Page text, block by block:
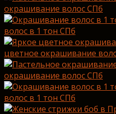
окрашивание волос СПб
волос в 1 тон СПб
цветное окрашивание
окрашивание волос СПб
волос в 1 тон СПб